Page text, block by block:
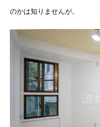
のかは知りませんが。